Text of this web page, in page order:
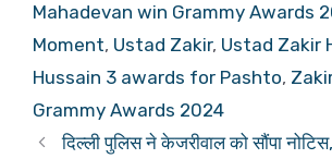
Mahadevan win Grammy Awards
Moment, Ustad Zakir, Ustad Zakir
Hussain 3 awards for Pashto,
Grammy Awards 2024
दिल्ली पुलिस ने केजरीवाल को सौंपा